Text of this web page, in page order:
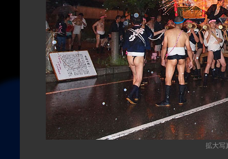
拡大写